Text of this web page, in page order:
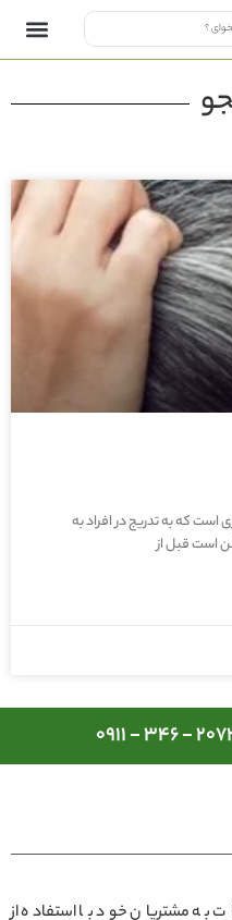
که به تدریج در افراد به
است قبل از
به مشتریان خود با استفاده از